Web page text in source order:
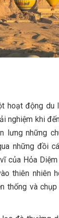
hoạt động du
nghiệm khi
lưng những
những đồi
của Hỏa
thiên nhiên
thống và